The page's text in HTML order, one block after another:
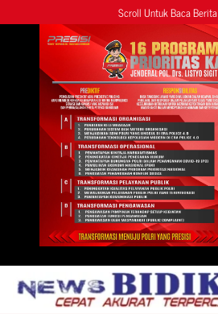
ke
Scroll Untuk Baca Berita